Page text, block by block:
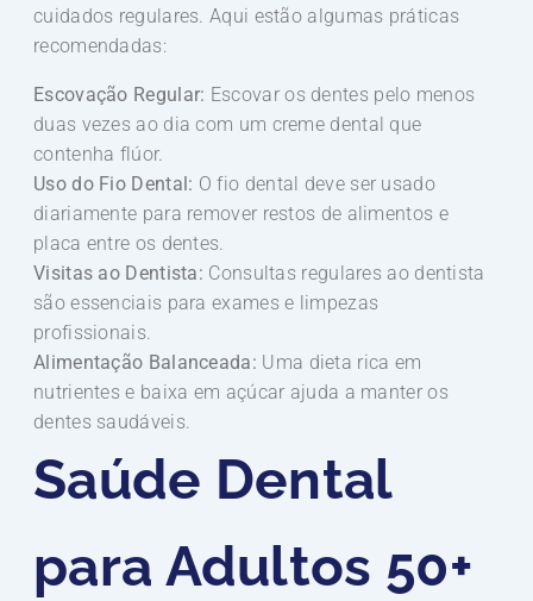
cuidados regulares. Aqui estão algumas práticas
recomendadas:
Escovação Regular: Escovar os dentes pelo menos
duas vezes ao dia com um creme dental que
contenha flúor.
Uso do Fio Dental: O fio dental deve ser usado
diariamente para remover restos de alimentos e
placa entre os dentes.
Visitas ao Dentista: Consultas regulares ao dentista
são essenciais para exames e limpezas
profissionais.
Alimentação Balanceada: Uma dieta rica em
nutrientes e baixa em açúcar ajuda a manter os
dentes saudáveis.
Saúde Dental
para Adultos 50+